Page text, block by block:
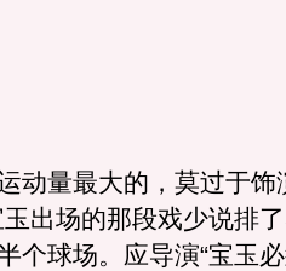
量最大的，莫过于饰
出场的那段戏少说排
个球场。应导演“宝玉